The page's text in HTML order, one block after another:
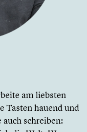
am liebsten
Tasten hauend und
schreiben: